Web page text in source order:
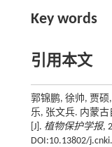
Key words
引用本文
郭锦鹏, 徐帅, 贾
乐, 张文兵. 内蒙
[J]. 植物保护学报,
DOI:10.13802/